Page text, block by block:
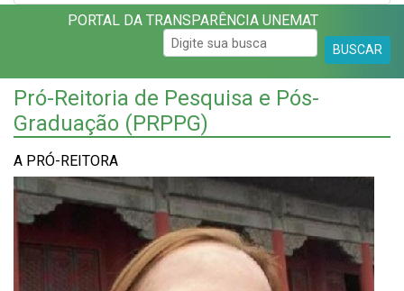
PORTAL DA TRANSPARÊNCIA UNEMAT
BUSCAR
Pró-Reitoria de Pesquisa e Pós-
Graduação (PRPPG)
A PRÓ-REITORA